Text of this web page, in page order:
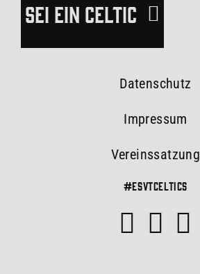
SEI EIN CELTIC
Datenschutz
Impressum
Vereinssatzung
#esvtceltics